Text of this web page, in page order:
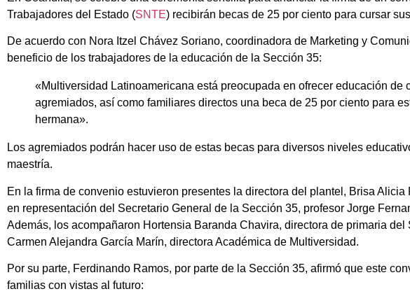
Trabajadores del Estado (SNTE) recibirán becas de 25 por ciento para cursar
De acuerdo con Nora Itzel Chávez Soriano, coordinadora de Marketing y
beneficio de los trabajadores de la educación de la Sección 35:
«Multiversidad Latinoamericana está preocupada en ofrecer educación
agremiados, así como familiares directos una beca de 25 por ciento para
hermana».
Los agremiados podrán hacer uso de estas becas para diversos niveles
maestría.
En la firma de convenio estuvieron presentes la directora del plantel, Brisa
en representación del Secretario General de la Sección 35, profesor Jorge
Además, los acompañaron Hortensia Baranda Chavira, directora de primaria
Carmen Alejandra García Marín, directora Académica de Multiversidad.
Por su parte, Ferdinando Ramos, por parte de la Sección 35, afirmó que este
familias con vistas al futuro: